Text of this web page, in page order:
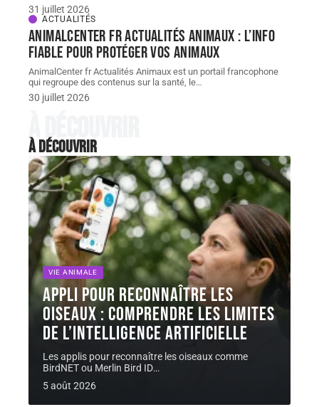
31 juillet 2026
ACTUALITÉS
AnimalCenter fr Actualités Animaux : l’info
fiable pour protéger vos animaux
AnimalCenter fr Actualités Animaux est un portail francophone
qui regroupe des contenus sur la santé, le…
30 juillet 2026
À découvrir
À découvrir
VIE ANIMALE
Appli pour reconnaître les
oiseaux : comprendre les limites
de l’intelligence artificielle
Les applis pour reconnaître les oiseaux comme
BirdNET ou Merlin Bird ID…
5 août 2026